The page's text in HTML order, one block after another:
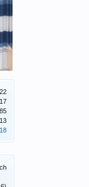
13
18